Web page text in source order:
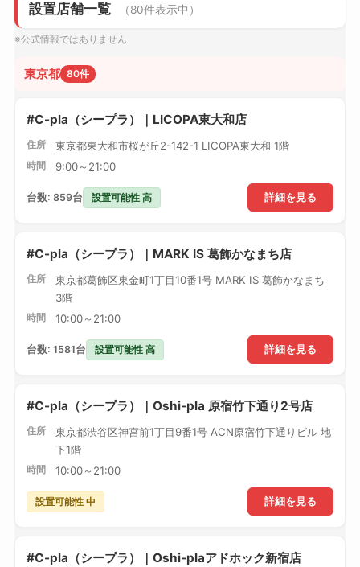
設置店舗一覧 （80件表示中）
※公式情報ではありません
東京都 80件
#C-pla（シープラ）｜LICOPA東大和店
住所 東京都東大和市桜が丘2-142-1 LICOPA東大和 1階
時間 9:00～21:00
詳細を見る
台数: 859台 設置可能性 高
#C-pla（シープラ）｜MARK IS 葛飾かなまち店
住所
東京都葛飾区東金町1丁目10番1号 MARK IS 葛飾かなまち
3階
時間 10:00～21:00
詳細を見る
台数: 1581台 設置可能性 高
#C-pla（シープラ）｜Oshi-pla 原宿竹下通り2号店
住所
東京都渋谷区神宮前1丁目9番1号 ACN原宿竹下通りビル 地
下1階
時間 10:00～21:00
詳細を見る
設置可能性 中
#C-pla（シープラ）｜Oshi-plaアドホック新宿店